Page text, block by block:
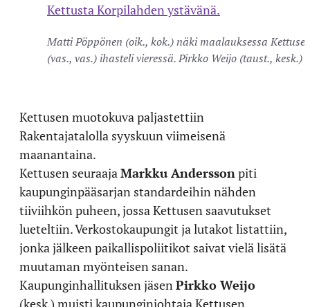
Matti Pöppönen (oik., kok.) näki maalauksessa
(vas., vas.) ihasteli vieressä. Pirkko Weijo (taust.,
Kettusen muotokuva paljastettiin
Rakentajatalolla syyskuun viimeisenä
maanantaina.
Kettusen seuraaja Markku Andersson piti
kaupunginpääsarjan standardeihin nähden
tiiviihkön puheen, jossa Kettusen saavutukset
lueteltiin. Verkostokaupungit ja lutakot listattiin,
jonka jälkeen paikallispoliitikot saivat vielä lisätä
muutaman myönteisen sanan.
Kaupunginhallituksen jäsen Pirkko Weijo
(kesk.) muisti kaupunginjohtaja Kettusen